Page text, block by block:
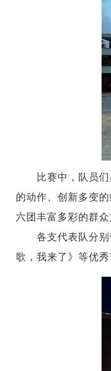
比赛中，队员们
的动作、创新多变
六团丰富多彩的群
各支代表队分别
歌，我来了》等优